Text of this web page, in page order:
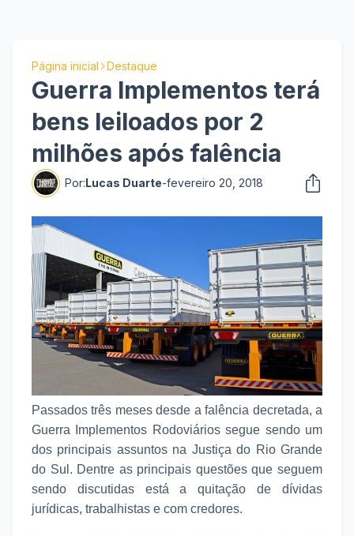
Página inicial Destaque
Guerra Implementos terá
bens leiloados por 2
milhões após falência
Por:Lucas Duarte-fevereiro 20, 2018
Passados três meses desde a falência decretada, a
Guerra Implementos Rodoviários segue sendo um
dos principais assuntos na Justiça do Rio Grande
do Sul. Dentre as principais questões que seguem
sendo discutidas está a quitação de dívidas
jurídicas, trabalhistas e com credores.